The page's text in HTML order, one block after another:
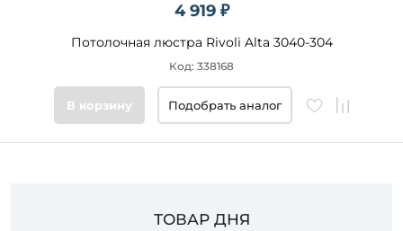
4 919 ₽
Потолочная люстра Rivoli Alta 3040-304
Код: 338168
В корзину Подобрать аналог
ТОВАР ДНЯ